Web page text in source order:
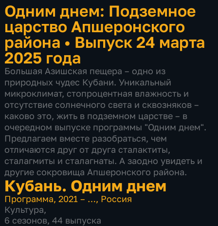
Одним днем: Подземное
царство Апшеронского
района • Выпуск 24 марта
2025 года
Большая Азишская пещера – одно из
природных чудес Кубани. Уникальный
микроклимат, стопроцентная влажность и
отсутствие солнечного света и сквозняков –
каково это, жить в подземном царстве – в
очередном выпуске программы "Одним днем".
Предлагаем вместе разобраться, чем
отличаются друг от друга сталактиты,
сталагмиты и сталагнаты. А заодно увидеть и
другие сокровища Апшеронского района.
Кубань. Одним днем
Программа,2021 – …, Россия
Культура,
6 сезонов, 44 выпуска